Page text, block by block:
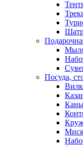
Посуда,